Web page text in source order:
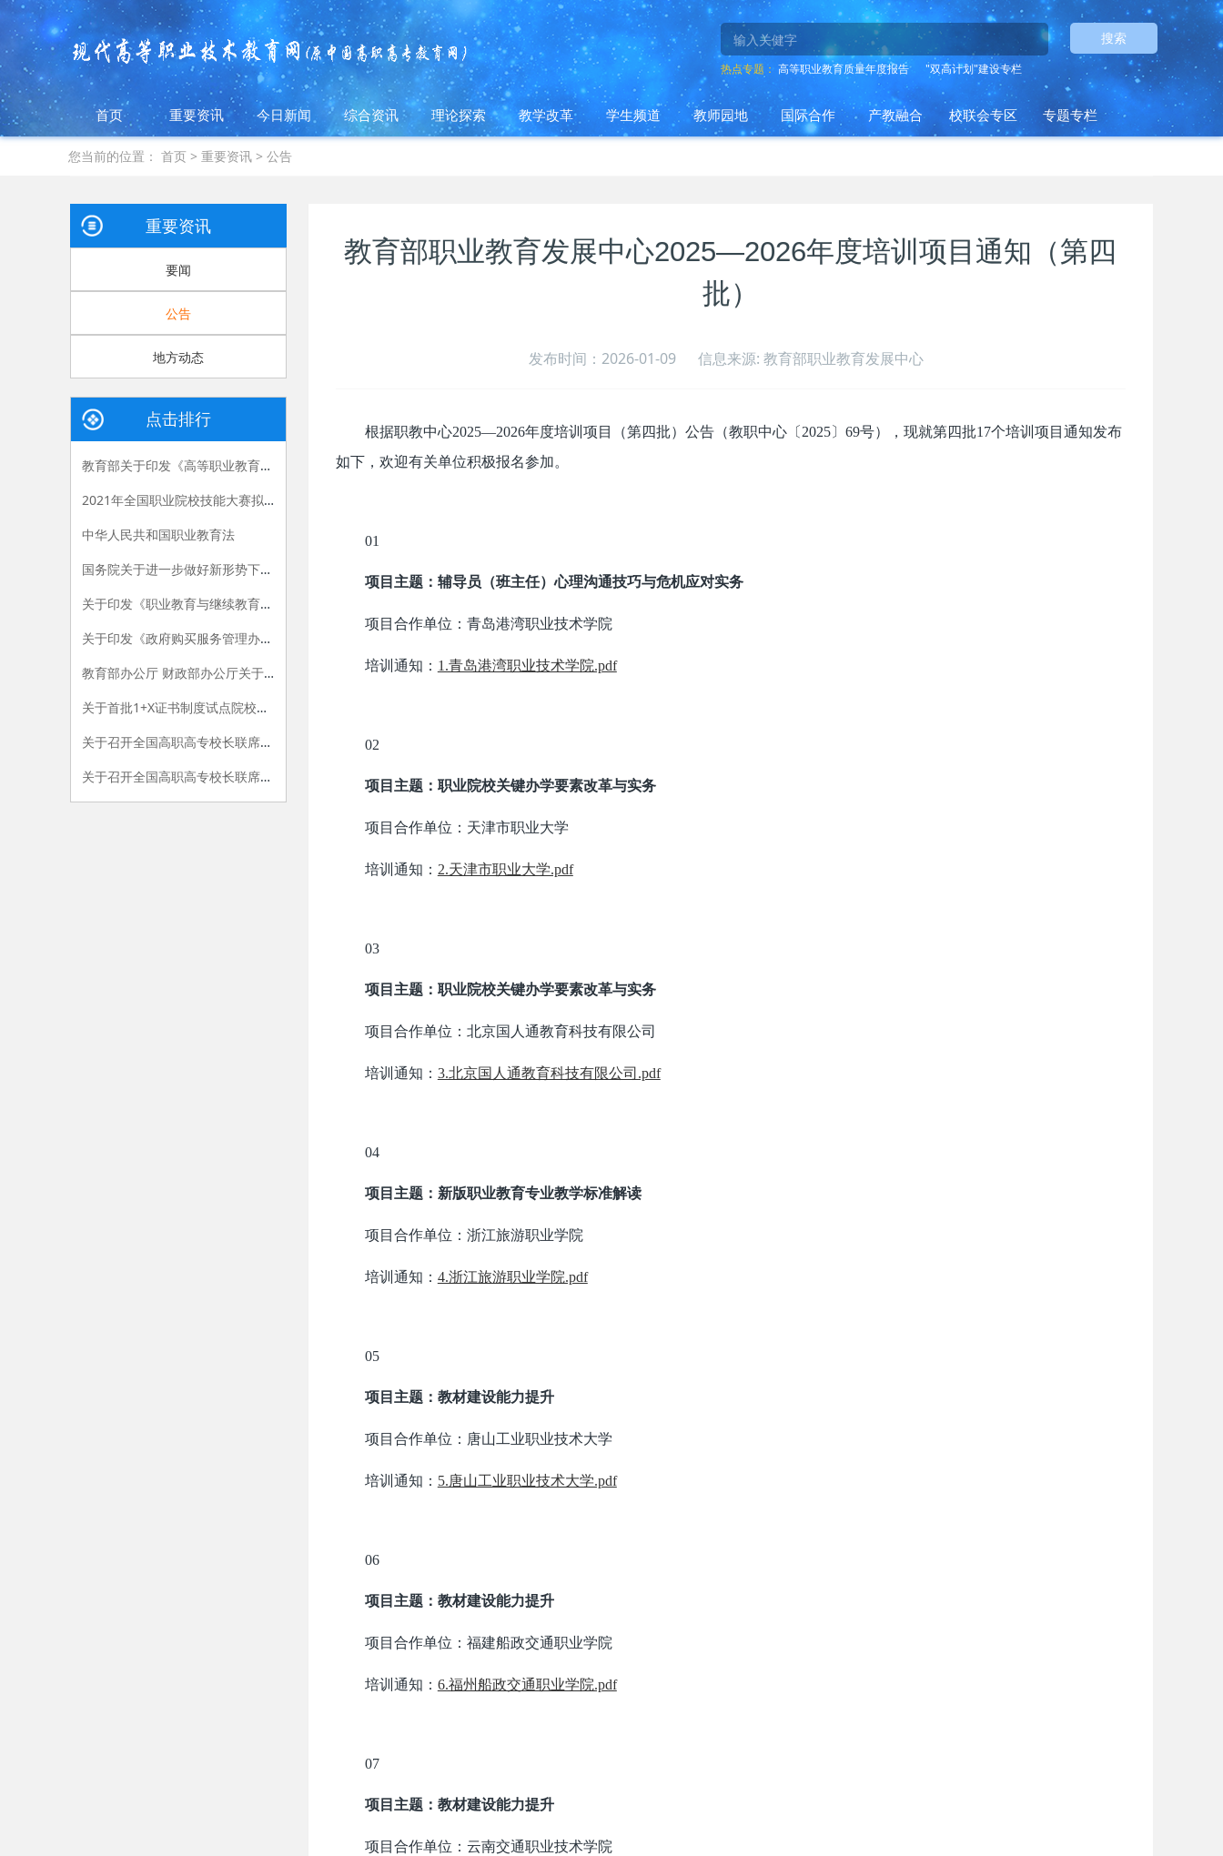
搜索
热点专题： 高等职业教育质量年度报告 "双高计划"建设专栏
首页 重要资讯 今日新闻 综合资讯 理论探索 教学改革 学生频道 教师园地 国际合作 产教融合 校联会专区 专题专栏
您当前的位置： 首页> 重要资讯> 公告
教育部职业教育发展中心2025—2026年度培训项目通知（第四
批）
发布时间：2026-01-09 信息来源: 教育部职业教育发展中心
根据职教中心2025—2026年度培训项目（第四批）公告（教职中心〔2025〕69号），现就第四批17个培训项目通知发布
如下，欢迎有关单位积极报名参加。
01
项目主题：辅导员（班主任）心理沟通技巧与危机应对实务
项目合作单位：青岛港湾职业技术学院
培训通知： 1.青岛港湾职业技术学院.pdf
02
项目主题：职业院校关键办学要素改革与实务
项目合作单位：天津市职业大学
培训通知： 2.天津市职业大学.pdf
03
项目主题：职业院校关键办学要素改革与实务
项目合作单位：北京国人通教育科技有限公司
培训通知： 3.北京国人通教育科技有限公司.pdf
04
项目主题：新版职业教育专业教学标准解读
项目合作单位：浙江旅游职业学院
培训通知： 4.浙江旅游职业学院.pdf
05
项目主题：教材建设能力提升
项目合作单位：唐山工业职业技术大学
培训通知： 5.唐山工业职业技术大学.pdf
06
项目主题：教材建设能力提升
项目合作单位：福建船政交通职业学院
培训通知： 6.福州船政交通职业学院.pdf
07
项目主题：教材建设能力提升
项目合作单位：云南交通职业技术学院
重要资讯
要闻
公告
地方动态
点击排行
教育部关于印发《高等职业教育创新发展行动计划（2015-2018年）》的通知
2021年全国职业院校技能大赛拟设赛项赛题 （高职组）
中华人民共和国职业教育法
国务院关于进一步做好新形势下就业创业工作的意见
关于印发《职业教育与继续教育2015年工作要点》的函
关于印发《政府购买服务管理办法（暂行）》的通知
教育部办公厅 财政部办公厅关于做好“国家示范性高等职业院校建设计划”骨干高职院校建设项目2015年验收工作的通知
关于首批1+X证书制度试点院校名单的公告
关于召开全国高职高专校长联席会议2015年年会的通知
关于召开全国高职高专校长联席会议2018年年会的通知